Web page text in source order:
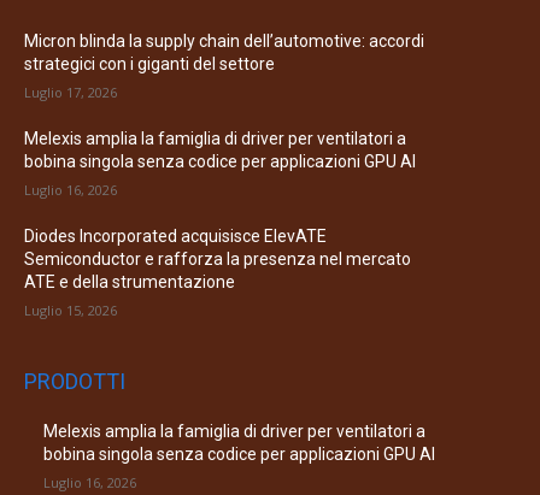
Micron blinda la supply chain dell’automotive: accordi
strategici con i giganti del settore
Luglio 17, 2026
Melexis amplia la famiglia di driver per ventilatori a
bobina singola senza codice per applicazioni GPU AI
Luglio 16, 2026
Diodes Incorporated acquisisce ElevATE
Semiconductor e rafforza la presenza nel mercato
ATE e della strumentazione
Luglio 15, 2026
PRODOTTI
Melexis amplia la famiglia di driver per ventilatori a
bobina singola senza codice per applicazioni GPU AI
Luglio 16, 2026